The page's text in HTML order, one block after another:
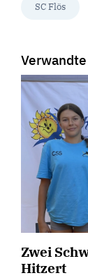
SC Flös
Zwei
Hitzert